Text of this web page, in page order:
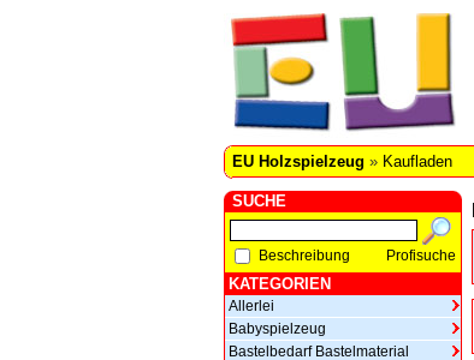
EU Holzspielzeug » Kaufladen
SUCHE
Beschreibung Profisuche
KATEGORIEN
Allerlei
Babyspielzeug
Bastelbedarf Bastelmaterial